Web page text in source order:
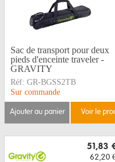
Sac de transport pour deux
pieds d'enceinte traveler -
GRAVITY
Réf: GR-BGSS2TB
Sur commande
ajouter au panier voir le
51,83
62,20